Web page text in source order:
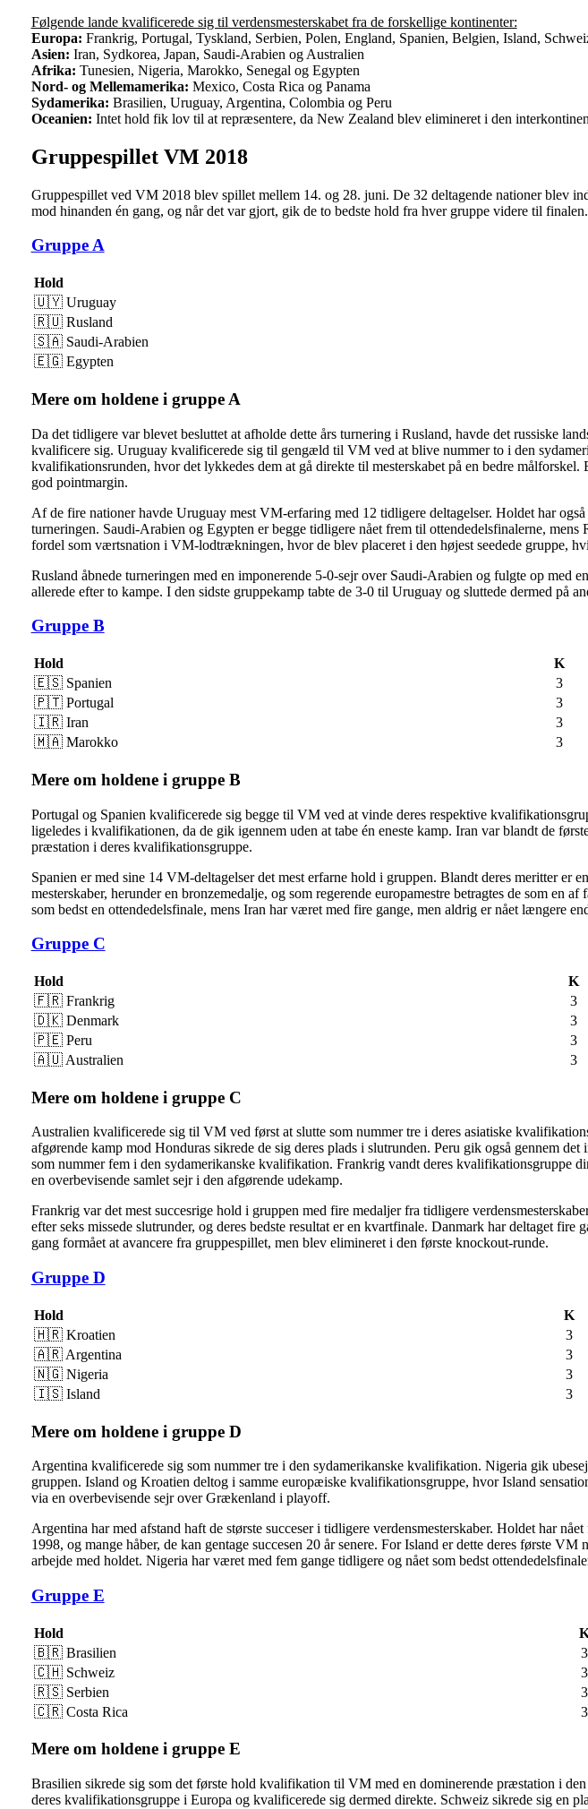
Følgende lande kvalificerede sig til verdensmesterskabet fra de forskellige kontinenter:
Europa: Frankrig, Portugal, Tyskland, Serbien, Polen, England, Spanien, Belgien, Island,
Asien: Iran, Sydkorea, Japan, Saudi-Arabien og Australien
Afrika: Tunesien, Nigeria, Marokko, Senegal og Egypten
Nord- og Mellemamerika: Mexico, Costa Rica og Panama
Sydamerika: Brasilien, Uruguay, Argentina, Colombia og Peru
Oceanien: Intet hold fik lov til at repræsentere, da New Zealand blev elimineret i den
Gruppespillet VM 2018
Gruppespillet ved VM 2018 blev spillet mellem 14. og 28. juni. De 32 deltagende nationer blev
mod hinanden én gang, og når det var gjort, gik de to bedste hold fra hver gruppe videre til finalen.
Gruppe A
Hold
🇺🇾 Uruguay
🇷🇺​ Rusland
🇸🇦​ Saudi-Arabien
🇪🇬​ Egypten
Mere om holdene i gruppe A
Da det tidligere var blevet besluttet at afholde dette års turnering i Rusland, havde det russiske
kvalificere sig. Uruguay kvalificerede sig til gengæld til VM ved at blive nummer to i den
kvalifikationsrunden, hvor det lykkedes dem at gå direkte til mesterskabet på en bedre
god pointmargin.
Af de fire nationer havde Uruguay mest VM-erfaring med 12 tidligere deltagelser. Holdet har
turneringen. Saudi-Arabien og Egypten er begge tidligere nået frem til ottendedelsfinalerne,
fordel som værtsnation i VM-lodtrækningen, hvor de blev placeret i den højest seedede gruppe,
Rusland åbnede turneringen med en imponerende 5-0-sejr over Saudi-Arabien og fulgte op med
allerede efter to kampe. I den sidste gruppekamp tabte de 3-0 til Uruguay og sluttede dermed på
Gruppe B
Hold K
🇪🇸​ Spanien
3
🇵🇹​ Portugal
3
🇮🇷​ Iran
3
🇲🇦​ Marokko
3
Mere om holdene i gruppe B
Portugal og Spanien kvalificerede sig begge til VM ved at vinde deres respektive
ligeledes i kvalifikationen, da de gik igennem uden at tabe én eneste kamp. Iran var blandt de
præstation i deres kvalifikationsgruppe.
Spanien er med sine 14 VM-deltagelser det mest erfarne hold i gruppen. Blandt deres meritter
mesterskaber, herunder en bronzemedalje, og som regerende europamestre betragtes de som
som bedst en ottendedelsfinale, mens Iran har været med fire gange, men aldrig er nået længere
Gruppe C
Hold K
🇫🇷​ Frankrig
3
🇩🇰​ Denmark
3
🇵🇪​ Peru
3
🇦🇺​ Australien
3
Mere om holdene i gruppe C
Australien kvalificerede sig til VM ved først at slutte som nummer tre i deres asiatiske
afgørende kamp mod Honduras sikrede de sig deres plads i slutrunden. Peru gik også gennem
som nummer fem i den sydamerikanske kvalifikation. Frankrig vandt deres kvalifikationsgruppe
en overbevisende samlet sejr i den afgørende udekamp.
Frankrig var det mest succesrige hold i gruppen med fire medaljer fra tidligere
efter seks missede slutrunder, og deres bedste resultat er en kvartfinale. Danmark har deltaget
gang formået at avancere fra gruppespillet, men blev elimineret i den første knockout-runde.
Gruppe D
Hold K
🇭🇷​ Kroatien
3
🇦🇷​ Argentina
3
🇳🇬​ Nigeria
3
🇮🇸​ Island
3
Mere om holdene i gruppe D
Argentina kvalificerede sig som nummer tre i den sydamerikanske kvalifikation. Nigeria gik
gruppen. Island og Kroatien deltog i samme europæiske kvalifikationsgruppe, hvor Island
via en overbevisende sejr over Grækenland i playoff.
Argentina har med afstand haft de største succeser i tidligere verdensmesterskaber. Holdet har
1998, og mange håber, de kan gentage succesen 20 år senere. For Island er dette deres første
arbejde med holdet. Nigeria har været med fem gange tidligere og nået som bedst
Gruppe E
Hold
🇧🇷​ Brasilien
3
🇨🇭​ Schweiz
3
🇷🇸​ Serbien
3
🇨🇷​ Costa Rica
3
Mere om holdene i gruppe E
Brasilien sikrede sig som det første hold kvalifikation til VM med en dominerende præstation i
deres kvalifikationsgruppe i Europa og kvalificerede sig dermed direkte. Schweiz sikrede sig en